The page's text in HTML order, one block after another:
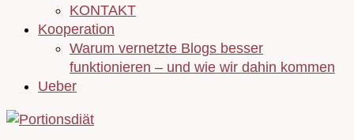
KONTAKT
Kooperation
Warum vernetzte Blogs besser
funktionieren – und wie wir dahin kommen
Ueber